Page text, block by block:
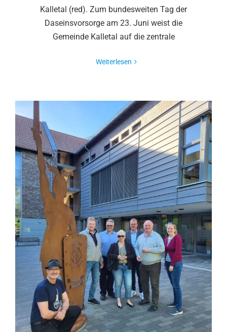
Kalletal (red). Zum bundesweiten Tag der
Daseinsvorsorge am 23. Juni weist die
Gemeinde Kalletal auf die zentrale
Weiterlesen